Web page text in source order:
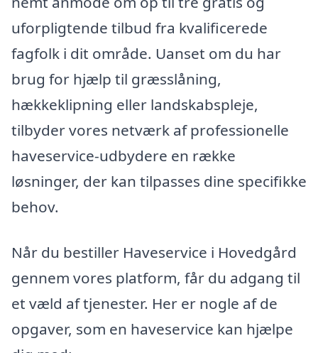
uforpligtende tilbud fra kvalificerede
fagfolk i dit område. Uanset om du har
brug for hjælp til græsslåning,
hækkeklipning eller landskabspleje,
tilbyder vores netværk af professionelle
haveservice-udbydere en række
løsninger, der kan tilpasses dine specifikke
behov.
Når du bestiller Haveservice i Hovedgård
gennem vores platform, får du adgang til
et væld af tjenester. Her er nogle af de
opgaver, som en haveservice kan hjælpe